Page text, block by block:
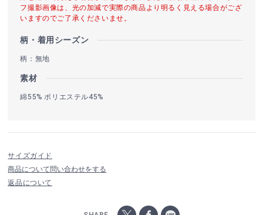
フ撮影画像は、光の加減で実際の商品より明るく見える場合がござ
いますのでご了承くださいませ。
柄・着用シーズン
柄：無地
素材
綿55% ポリエステル45%
サイズガイド
商品について問い合わせをする
返品について